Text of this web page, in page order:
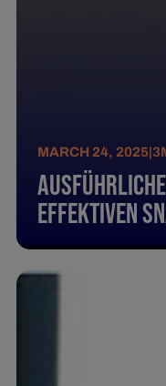
MARCH 24, 2025 |3
effektiven